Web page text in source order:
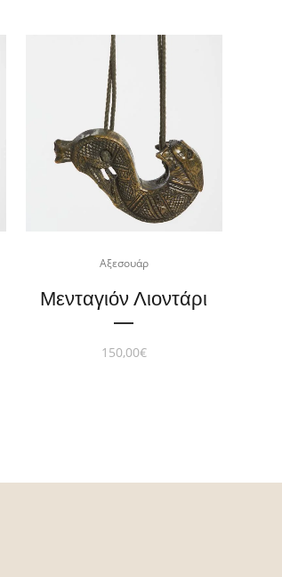
Αξεσουάρ
Μενταγιόν Λιοντάρι
150,00€